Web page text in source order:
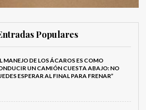
Populares
MANEJO DE LOS ÁCAROS ES COMO
UN CAMIÓN CUESTA ABAJO: NO
ESPERAR AL FINAL PARA FRENAR”